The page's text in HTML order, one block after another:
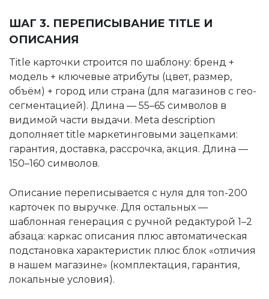
ШАГ 3. ПЕРЕПИСЫВАНИЕ TITLE И
ОПИСАНИЯ
Title карточки строится по шаблону: бренд +
модель + ключевые атрибуты (цвет, размер,
объём) + город или страна (для магазинов с гео-
сегментацией). Длина — 55–65 символов в
видимой части выдачи. Meta description
дополняет title маркетинговыми зацепками:
гарантия, доставка, рассрочка, акция. Длина —
150–160 символов.
Описание переписывается с нуля для топ-200
карточек по выручке. Для остальных —
шаблонная генерация с ручной редактурой 1–2
абзаца: каркас описания плюс автоматическая
подстановка характеристик плюс блок «отличия
в нашем магазине» (комплектация, гарантия,
локальные условия).